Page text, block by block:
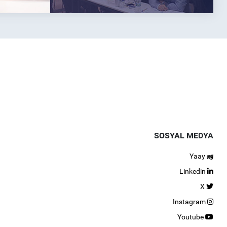
SOSYAL MEDYA
Yaay
Linkedin
X
Instagram
Youtube